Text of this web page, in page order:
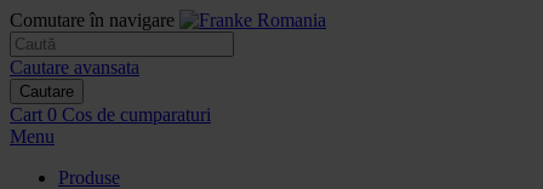
Comutare în navigare
Cautare avansata
Cautare
Cart 0 Cos de cumparaturi
Menu
Produse